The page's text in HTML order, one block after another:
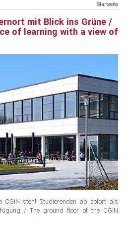
Startseite
mit Blick ins Grüne /
of learning with a view of
CGiN steht Studierenden ab sofort als
/ The ground floor of the CGiN